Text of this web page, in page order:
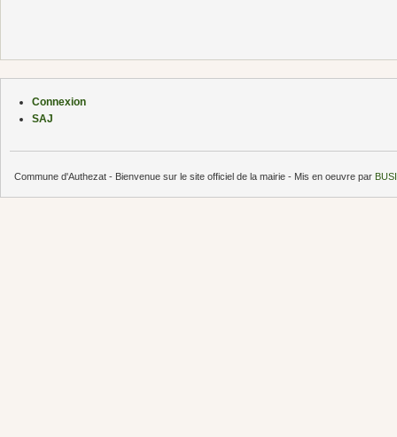
Connexion
SAJ
Commune d'Authezat - Bienvenue sur le site officiel de la mairie - Mis en oeuvre par